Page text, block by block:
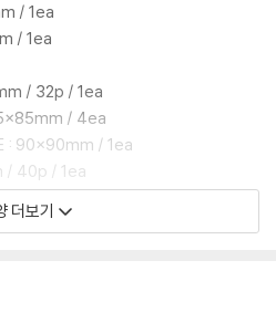
생들을 둘러싼 이벤트 스토리 ‘Say-Bi
그리고 많은 선생님께 깊은 인상
가는 그녀들의 소야곡’의 테마곡 ‘Yum
반에 걸쳐 풍성하게 담겨 있다.
소대 테마 또는 발키리 경찰학교
, 특전 가구 쿠폰은 패키지 타입과 관
순간을 고스란히 담아낸 특별한 선물
/ 1ea
/ 1ea
/ 32p / 1ea
/ 4ea
: 90x90mm / 1ea
/ 40p / 1ea
: 85x105mm / 1set / 6ea
mm / 1set / 4ea
/ 1ea
더보기